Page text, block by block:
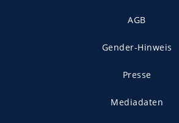
AGB
Gender-Hinweis
Presse
Mediadaten